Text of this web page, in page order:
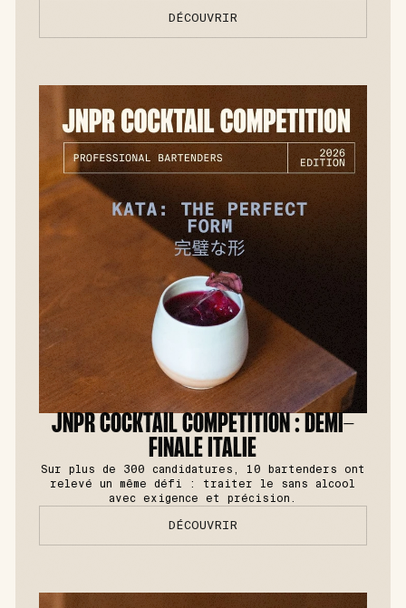
DÉCOUVRIR
JNPR COCKTAIL COMPETITION : DEMI-
FINALE ITALIE
Sur plus de 300 candidatures, 10 bartenders ont
relevé un même défi : traiter le sans alcool
avec exigence et précision.
DÉCOUVRIR